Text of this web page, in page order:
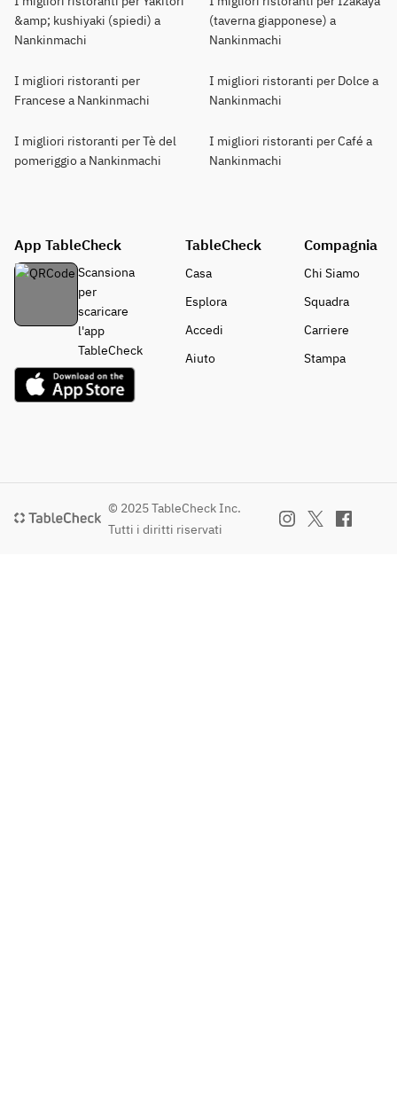
&amp; kushiyaki (spiedi) a
Nankinmachi
(taverna giapponese) a
Nankinmachi
I migliori ristoranti per
Francese a Nankinmachi
I migliori ristoranti per Dolce a
Nankinmachi
I migliori ristoranti per Tè del
pomeriggio a Nankinmachi
I migliori ristoranti per Café a
Nankinmachi
App TableCheck
Scansiona
per
scaricare
l'app
TableCheck
TableCheck
Casa
Esplora
Accedi
Aiuto
Compagnia
Chi Siamo
Squadra
Carriere
Stampa
© 2025 TableCheck Inc.
Tutti i diritti riservati